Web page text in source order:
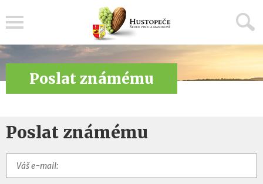
Poslat známému
Poslat známému